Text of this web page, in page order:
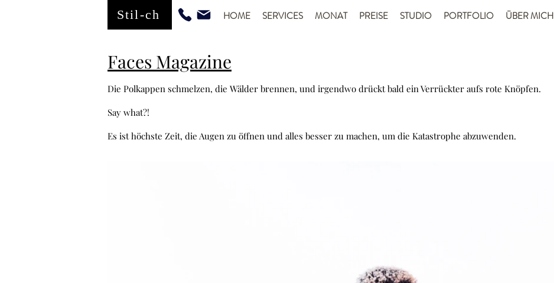
Stil-ch HOME SERVICES MONAT PREISE STUDIO PORTFOLIO ÜBER MICH
Faces Magazine
Die Polkappen schmelzen, die Wälder brennen, und irgendwo drückt bald ein Verrückter aufs rote Knöpfen.
Say what?!
Es ist höchste Zeit, die Augen zu öffnen und alles besser zu machen, um die Katastrophe abzuwenden.